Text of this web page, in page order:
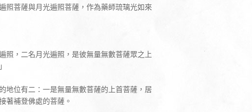
照菩薩與月光遍照菩薩，作為藥師琉璃光如來
照，二名月光遍照，是彼無量無數菩薩眾之上
地位有二：一是無量無數菩薩的上首菩薩，居
著補登佛處的菩薩。